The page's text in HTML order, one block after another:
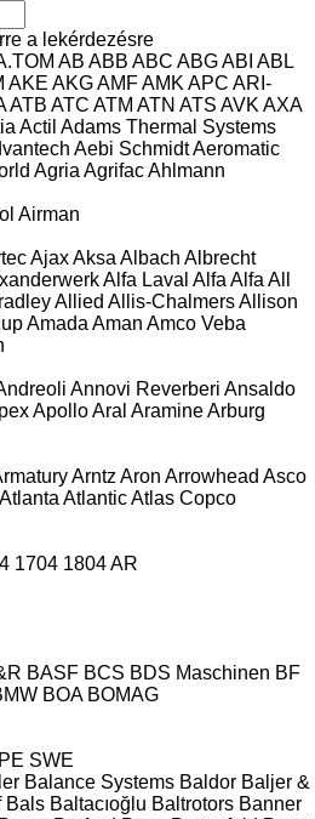
a lekérdezésre
AB ABB ABC ABGABI ABL
AKE AKGAMFAMK APC ARI-
ATB ATC ATM ATN ATS AVK AXA
Actil Adams Thermal Systems
Aebi SchmidtAeromatic
Agria AgrifacAhlmann
Airman
AjaxAksa Albach Albrecht
Alfa Laval Alfa Alfa All
Allied Allis-ChalmersAllison
Amada Aman Amco Veba
Annovi Reverberi Ansaldo
ApolloAral AramineArburg
Arntz Aron Arrowhead Asco
Atlanta AtlanticAtlas Copco
1704 1804AR
BASF BCS BDS Maschinen BF
BOA BOMAG
SWE
Balance Systems Baldor Baljer &
Bals Baltacıoğlu Baltrotors Banner